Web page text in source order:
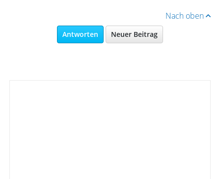
Nach oben
Antworten Neuer Beitrag